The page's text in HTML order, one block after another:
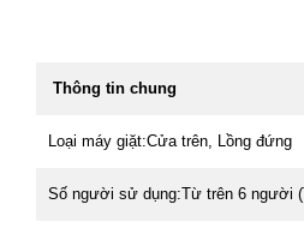
Thông tin chung
Loại máy giặt:Cửa trên, Lồng đứng
Số người sử dụng:Từ trên 6 người